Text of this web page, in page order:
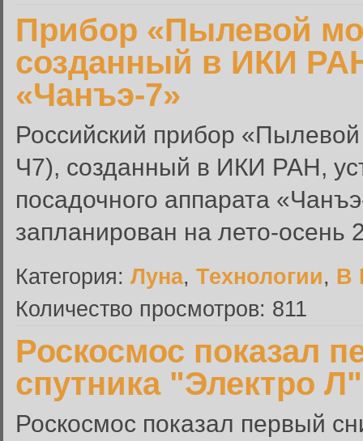
Прибор «Пылевой
созданный в ИКИ
«Чанъэ-7»
Российский прибор
Ч7), созданный в ИКИ РАН,
посадочного аппарата
запланирован на лето-осень
Категория: Луна, Технологии, В
Количество просмотров: 811
Роскосмос показал
спутника "Электро
Роскосмос показал первый